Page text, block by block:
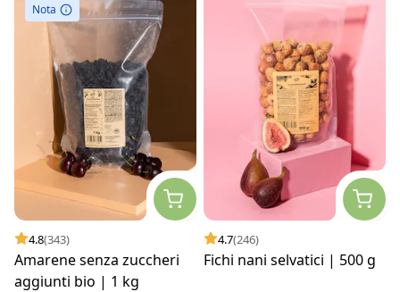
Nota
4.8(343)
Amarene senza zuccheri
aggiunti bio | 1 kg
4.7(246)
Fichi nani selvatici | 500 g